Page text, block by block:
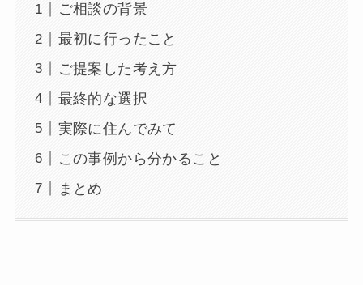
ご相談の背景
最初に行ったこと
ご提案した考え方
最終的な選択
実際に住んでみて
この事例から分かること
まとめ